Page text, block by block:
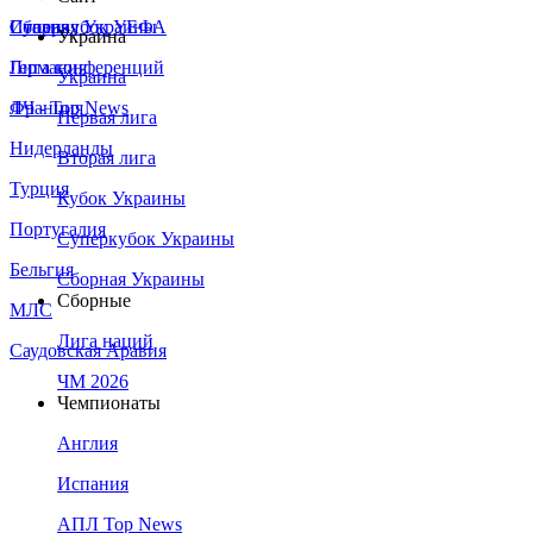
Сборная Украины
Италия
Германия
Франция
Нидерланды
Турция
Португалия
Бельгия
МЛС
Саудовская Аравия
Суперкубок УЕФА
Лига конференций
ЛЧ - Top News
Украина
Украина
Первая лига
Вторая лига
Кубок Украины
Суперкубок Украины
Сборная Украины
Сборные
Лига наций
ЧМ 2026
Чемпионаты
Англия
Испания
АПЛ Top News